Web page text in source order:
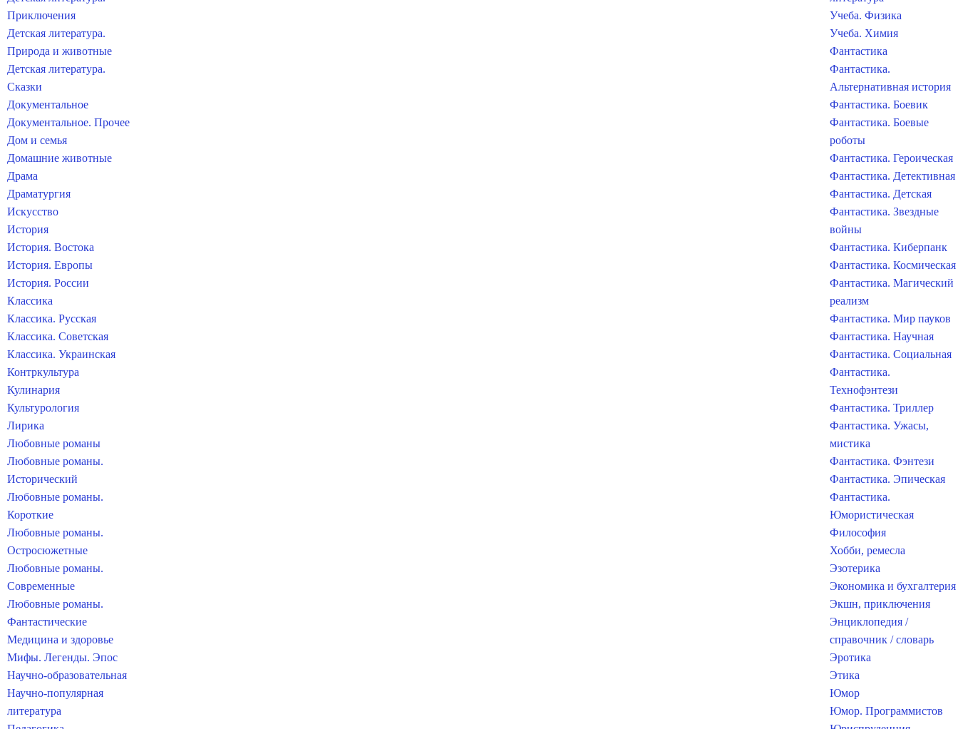
Приключения
Детская литература.
Природа и животные
Детская литература.
Сказки
Документальное
Документальное. Прочее
Дом и семья
Домашние животные
Драма
Драматургия
Искусство
История
История. Востока
История. Европы
История. России
Классика
Классика. Русская
Классика. Советская
Классика. Украинская
Контркультура
Кулинария
Культурология
Лирика
Любовные романы
Любовные романы.
Исторический
Любовные романы.
Короткие
Любовные романы.
Остросюжетные
Любовные романы.
Современные
Любовные романы.
Фантастические
Медицина и здоровье
Мифы. Легенды. Эпос
Научно-образовательная
Научно-популярная
литература
Учеба. Физика
Учеба. Химия
Фантастика
Фантастика.
Альтернативная история
Фантастика. Боевик
Фантастика. Боевые
роботы
Фантастика. Героическая
Фантастика. Детективная
Фантастика. Детская
Фантастика. Звездные
войны
Фантастика. Киберпанк
Фантастика. Космическая
Фантастика. Магический
реализм
Фантастика. Мир пауков
Фантастика. Научная
Фантастика. Социальная
Фантастика.
Технофэнтези
Фантастика. Триллер
Фантастика. Ужасы,
мистика
Фантастика. Фэнтези
Фантастика. Эпическая
Фантастика.
Юмористическая
Философия
Хобби, ремесла
Эзотерика
Экономика и бухгалтерия
Экшн, приключения
Энциклопедия /
справочник / словарь
Эротика
Этика
Юмор
Юмор. Программистов